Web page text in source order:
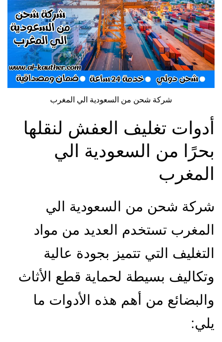
شركة شحن من السعودية الي المغرب
أدوات تغليف العفش لنقلها
بحرًا من السعودية الي
المغرب
شركة شحن من السعودية الي
المغرب تستخدم العديد من مواد
التغليف التي تتميز بجودة عالية
وتكاليف بسيطة لحماية قطع الأثاث
والبضائع من أهم هذه الأدوات ما
يلي: